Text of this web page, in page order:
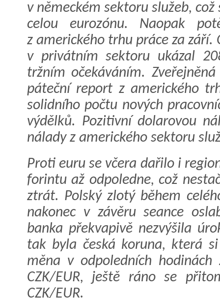
v německém sektoru služeb,
celou eurozónu. Naopak
z amerického trhu práce za
v privátním sektoru ukázal
tržním očekáváním.
páteční report z amerického
solidního počtu nových
výdělků. Pozitivní dolarovou
nálady z amerického sektoru
Proti euru se včera dařilo i
forintu až odpoledne, což
ztrát. Polský zlotý během
nakonec v závěru seance
banka překvapivě nezvýšila
tak byla česká koruna, která
měna v odpoledních
CZK/EUR, ještě ráno se
CZK/EUR.